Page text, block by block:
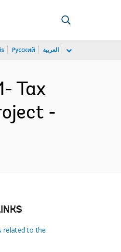
Русский العربية
Tax
-
related to the